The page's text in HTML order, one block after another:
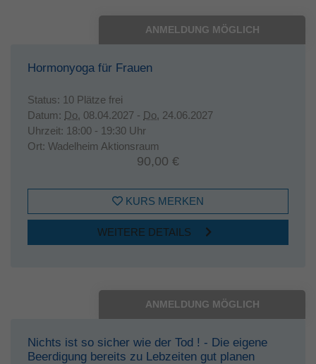
ANMELDUNG MÖGLICH
Hormonyoga für Frauen
Status: 10 Plätze frei
Datum: Do. 08.04.2027 - Do. 24.06.2027
Uhrzeit: 18:00 - 19:30 Uhr
Ort: Wadelheim Aktionsraum
90,00 €
KURS MERKEN
WEITERE DETAILS
ANMELDUNG MÖGLICH
Nichts ist so sicher wie der Tod ! - Die eigene
Beerdigung bereits zu Lebzeiten gut planen